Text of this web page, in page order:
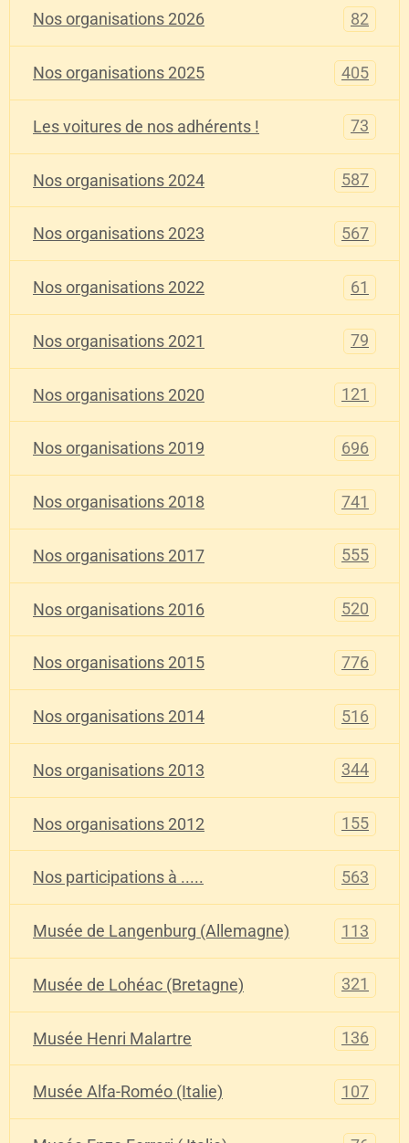
Nos organisations 2026 82
Nos organisations 2025 405
Les voitures de nos adhérents ! 73
Nos organisations 2024 587
Nos organisations 2023 567
Nos organisations 2022 61
Nos organisations 2021 79
Nos organisations 2020 121
Nos organisations 2019 696
Nos organisations 2018 741
Nos organisations 2017 555
Nos organisations 2016 520
Nos organisations 2015 776
Nos organisations 2014 516
Nos organisations 2013 344
Nos organisations 2012 155
Nos participations à ..... 563
Musée de Langenburg (Allemagne) 113
Musée de Lohéac (Bretagne) 321
Musée Henri Malartre 136
Musée Alfa-Roméo (Italie) 107